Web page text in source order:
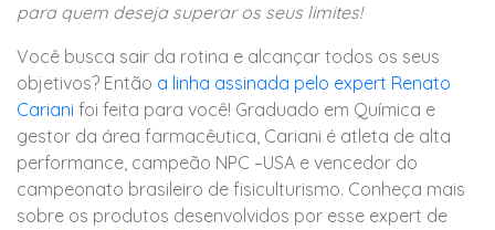
para quem deseja superar os seus limites!
Você busca sair da rotina e alcançar todos os seus
objetivos? Então a linha assinada pelo expert Renato
Cariani foi feita para você! Graduado em Química e
gestor da área farmacêutica, Cariani é atleta de alta
performance, campeão NPC –USA e vencedor do
campeonato brasileiro de fisiculturismo. Conheça mais
sobre os produtos desenvolvidos por esse expert de